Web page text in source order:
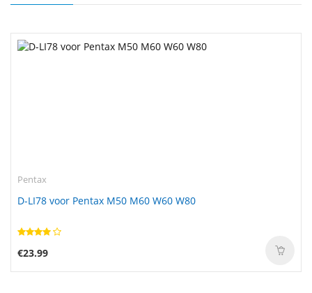
Pentax
D-LI78 voor Pentax M50 M60 W60 W80
€23.99